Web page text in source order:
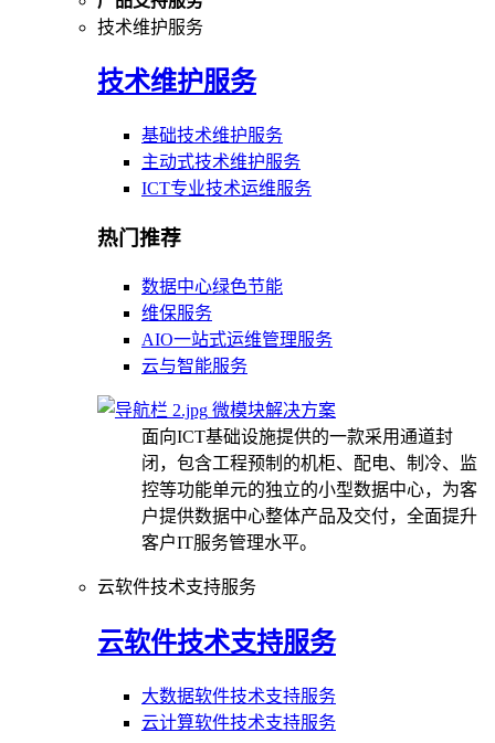
技术维护服务
技术维护服务
基础技术维护服务
主动式技术维护服务
ICT专业技术运维服务
热门推荐
数据中心绿色节能
维保服务
AIO一站式运维管理服务
云与智能服务
微模块解决方案
面向ICT基础设施提供的一款采用通道封
闭，包含工程预制的机柜、配电、制冷、监
控等功能单元的独立的小型数据中心，为客
户提供数据中心整体产品及交付，全面提升
客户IT服务管理水平。
云软件技术支持服务
云软件技术支持服务
大数据软件技术支持服务
云计算软件技术支持服务